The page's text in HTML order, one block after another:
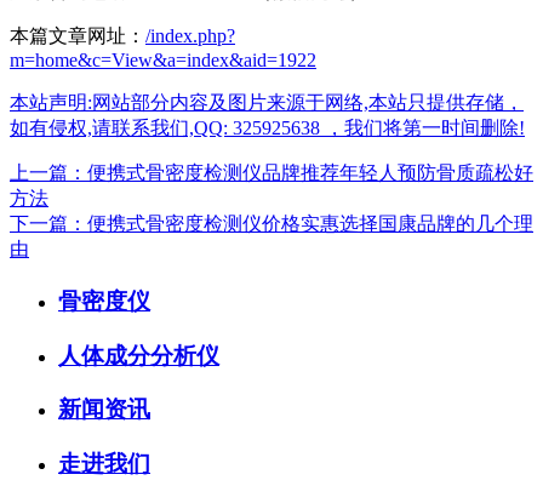
本篇文章网址： /index.php?
m=home&c=View&a=index&aid=1922
本站声明:网站部分内容及图片来源于网络,本站只提供存储，
如有侵权,请联系我们,QQ: 325925638 ，我们将第一时间删除!
上一篇：便携式骨密度检测仪品牌推荐年轻人预防骨质疏松好
方法
下一篇：便携式骨密度检测仪价格实惠选择国康品牌的几个理
由
骨密度仪
人体成分分析仪
新闻资讯
走进我们